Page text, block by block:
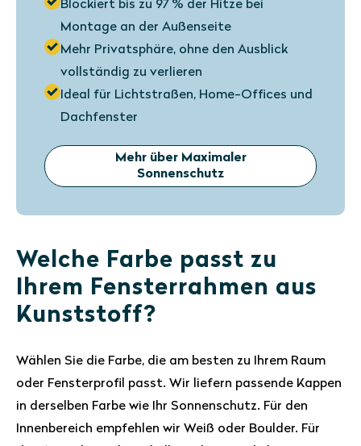
Blockiert bis zu 97 % der Hitze bei
Montage an der Außenseite
Mehr Privatsphäre, ohne den Ausblick
vollständig zu verlieren
Ideal für Lichtstraßen, Home-Offices und
Dachfenster
Mehr über Maximaler
Sonnenschutz
Welche Farbe passt zu
Ihrem Fensterrahmen aus
Kunststoff?
Wählen Sie die Farbe, die am besten zu Ihrem Raum
oder Fensterprofil passt. Wir liefern passende Kappen
in derselben Farbe wie Ihr Sonnenschutz. Für den
Innenbereich empfehlen wir Weiß oder Boulder. Für